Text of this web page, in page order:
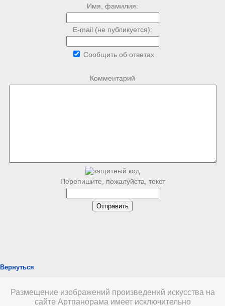
Имя, фамилия:
E-mail (не публикуется):
Сообщить об ответах
Комментарий
Перепишите, пожалуйста, текст
Вернуться
Размещение изображений произведений искусства на
сайте Артпанорама имеет исключительно